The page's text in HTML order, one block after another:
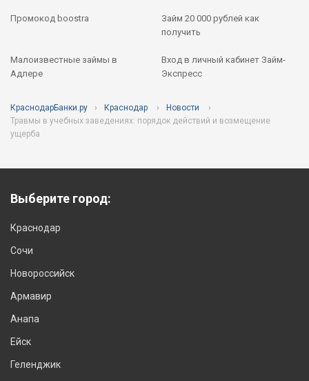
Промокод boostra
Займ 20 000 рублей как
получить
Малоизвестные займы в
Адлере
Вход в личный кабинет Займ-
Экспресс
КраснодарБанки.ру Краснодар
Новости
Травмы в учебных заведениях: порядок действий и возмещение
ущерба
Выберите город:
Краснодар
Сочи
Новороссийск
Армавир
Анапа
Ейск
Геленджик